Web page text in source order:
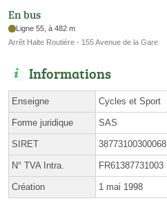
En bus
Ligne 55, à 482 m
Arrêt Halte Routière - 155 Avenue de la Gare
Informations
Enseigne Cycles et Sport
Forme juridique SAS
SIRET 38773100300068
N° TVA Intra. FR61387731003
Création 1 mai 1998